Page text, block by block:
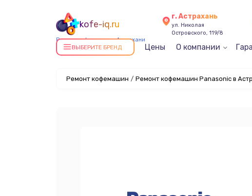
kofe-iq.ru
Ремонт кофемашин в Астрахани
г. Астрахань
ул. Николая
Островского, 119/8
ВЫБЕРИТЕ БРЕНД Цены О компании
Ремонт кофемашин / Ремонт кофемашин Panasonic в